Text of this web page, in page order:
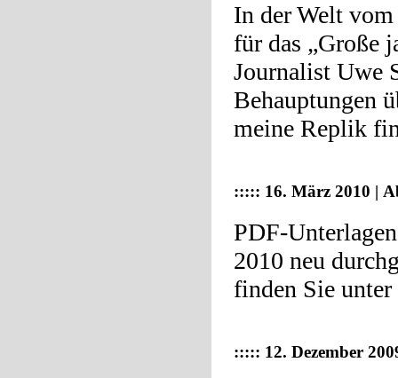
In der Welt
für das „Große
Journalist Uwe
Behauptungen
meine Replik
::::: 16. März 2010 |
PDF-
2010 neu
finden Sie unter
::::: 12. Dezember